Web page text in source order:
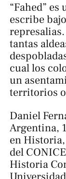
“Fahed”
escribe
tantas
cual los
un
territorios
Daniel
Argentina,
en
del
Historia